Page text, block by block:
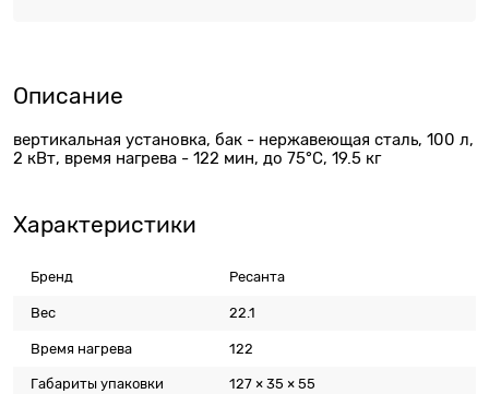
Описание
вертикальная установка, бак - нержавеющая сталь, 100 л,
2 кВт, время нагрева - 122 мин, до 75°C, 19.5 кг
Характеристики
Бренд Ресанта
Вес 22.1
Время нагрева 122
Габариты упаковки 127 × 35 × 55